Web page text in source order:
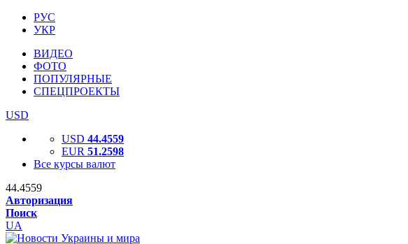
РУС
УКР
ВИДЕО
ФОТО
ПОПУЛЯРНЫЕ
СПЕЦПРОЕКТЫ
USD
USD 44.4559
EUR 51.2598
Все курсы валют
44.4559
Авторизация
Поиск
UA